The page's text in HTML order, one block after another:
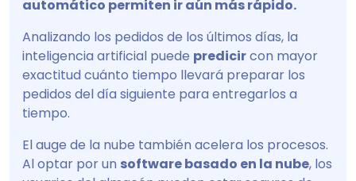
automático permiten ir aún más rápido.
Analizando los pedidos de los últimos días, la
inteligencia artificial puede predicircon mayor
exactitud cuánto tiempo llevará preparar los
pedidos del día siguiente para entregarlos a
tiempo.
El auge de la nube también acelera los procesos.
Al optar por un software basado en la nube, los